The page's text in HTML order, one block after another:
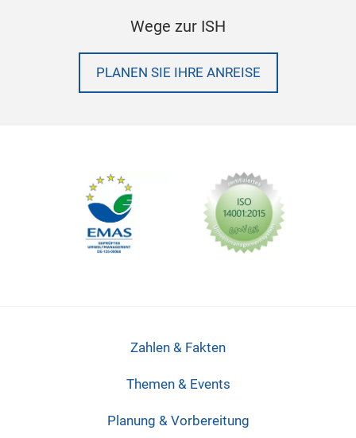
Wege zur ISH
PLANEN SIE IHRE ANREISE
Zahlen & Fakten
Themen & Events
Planung & Vorbereitung